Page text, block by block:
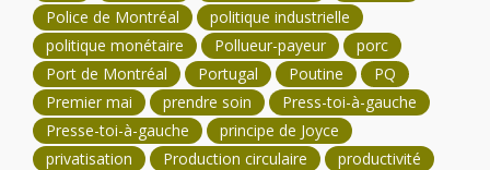
Police de Montréal
politique industrielle
politique monétaire
Pollueur-payeur
porc
Port de Montréal
Portugal Poutine
PQ
Premier mai
prendre soin
Press-toi-à-gauche
Presse-toi-à-gauche
principe de Joyce
privatisation
Production circulaire
productivité